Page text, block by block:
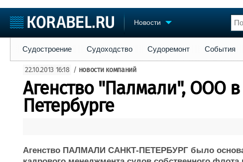
Новости
Судостроение
Пульс
Новости
Компании
Репутация
Журнал
Реклама
Торговая площадка
Доска объявлений
Продажа флота
Изделия
Конференции
Личности
Судостроение Судоходство Судоремонт События
22.10.2013 16:18 / новости компаний
Агенство "Палмали", ООО в
Петербурге
Агенство ПАЛМАЛИ САНКТ-ПЕТЕРБУРГ было